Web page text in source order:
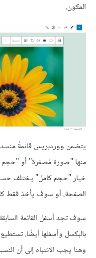
المكون.
يتضمن ووردبريس قائمةً
منها "صورة مُصغرة" أو
خيار "حجم كامل" يختلف
الصفحة، أو سوف يأخذ فقط
سوف تجد أسفل القائمة
بالبكسل وأسفلها أيضًا.
وهنا يجب الانتباه إلى أن